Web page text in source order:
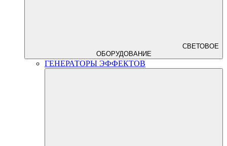
СВЕТОВОЕ
ОБОРУДОВАНИЕ
ГЕНЕРАТОРЫ ЭФФЕКТОВ